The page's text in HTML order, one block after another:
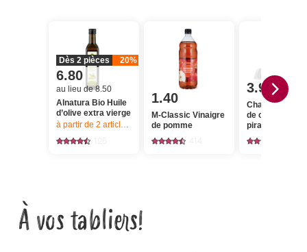
Dès 2 pièces 20%
6.80
au lieu de 8.50
Alnatura Bio Huile
d’olive extra vierge
à partir de 2 articles, Offre valable du 6.8 au 12.8.2026, jusqu’à
1.40
M-Classic Vinaigre
de pomme
3.95
Chavroux
de chèvre doux
piramide
À vos tabliers!